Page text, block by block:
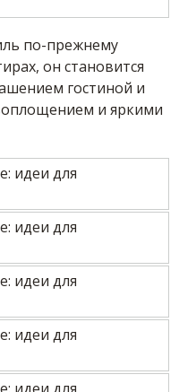
по-прежнему
он становится
гостиной и
и яркими